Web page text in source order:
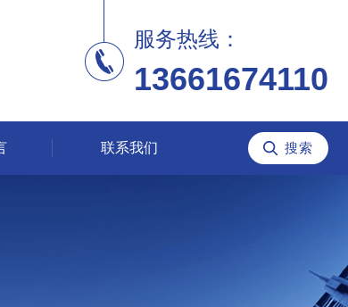
服务热线：
13661674110
联系我们